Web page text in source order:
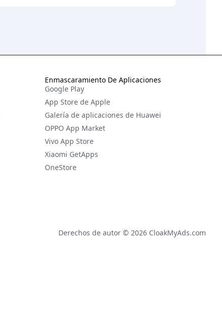
Enmascaramiento De Aplicaciones
Google Play
App Store de Apple
Galería de aplicaciones de Huawei
OPPO App Market
Vivo App Store
Xiaomi GetApps
OneStore
Derechos de autor © 2026 CloakMyAds.com